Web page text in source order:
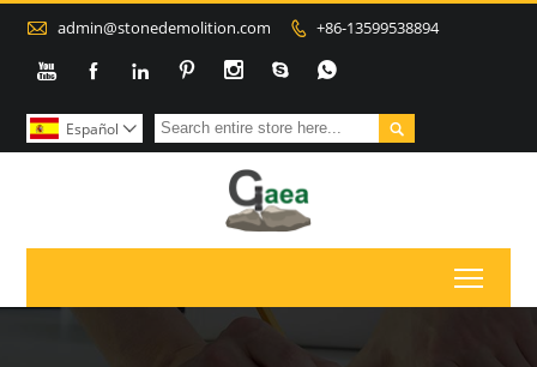
 admin@stonedemolition.com  +86-13599538894
      

Español 